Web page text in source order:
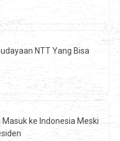
NTT Yang Bisa
ke Indonesia Meski